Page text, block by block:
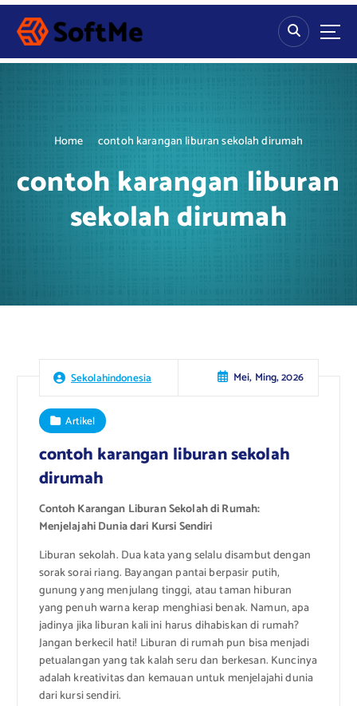
S
p
Home contoh karangan liburan sekolah dirumah
contoh karangan liburan
sekolah dirumah
Sekolahindonesia Mei, Ming, 2026
Artikel
contoh karangan liburan sekolah
dirumah
Contoh Karangan Liburan Sekolah di Rumah:
Menjelajahi Dunia dari Kursi Sendiri
Liburan sekolah. Dua kata yang selalu disambut dengan
sorak sorai riang. Bayangan pantai berpasir putih,
gunung yang menjulang tinggi, atau taman hiburan
yang penuh warna kerap menghiasi benak. Namun, apa
jadinya jika liburan kali ini harus dihabiskan di rumah?
Jangan berkecil hati! Liburan di rumah pun bisa menjadi
petualangan yang tak kalah seru dan berkesan. Kuncinya
adalah kreativitas dan kemauan untuk menjelajahi dunia
dari kursi sendiri.